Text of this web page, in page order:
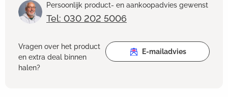
Persoonlijk product- en aankoopadvies gewenst
Tel: 030 202 5006
Vragen over het product
en extra deal binnen
halen?
E-mailadvies